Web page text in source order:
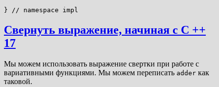
Свернуть выражение, начиная с C ++
17
Мы можем использовать выражение свертки при работе с
вариативными функциями. Мы можем переписать adder как
таковой.